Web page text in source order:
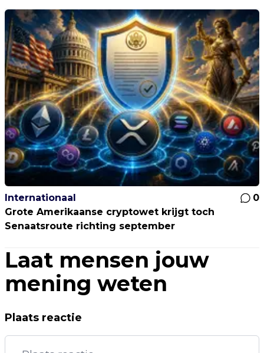
Internationaal
0
Grote Amerikaanse cryptowet krijgt toch
Senaatsroute richting september
Laat mensen jouw
mening weten
Plaats reactie